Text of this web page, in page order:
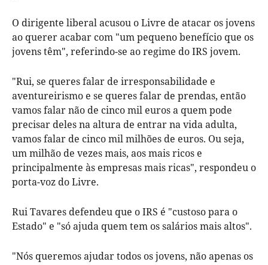
O dirigente liberal acusou o Livre de atacar os jovens
ao querer acabar com "um pequeno benefício que os
jovens têm", referindo-se ao regime do IRS jovem.
"Rui, se queres falar de irresponsabilidade e
aventureirismo e se queres falar de prendas, então
vamos falar não de cinco mil euros a quem pode
precisar deles na altura de entrar na vida adulta,
vamos falar de cinco mil milhões de euros. Ou seja,
um milhão de vezes mais, aos mais ricos e
principalmente às empresas mais ricas", respondeu o
porta-voz do Livre.
Rui Tavares defendeu que o IRS é "custoso para o
Estado" e "só ajuda quem tem os salários mais altos".
"Nós queremos ajudar todos os jovens, não apenas os